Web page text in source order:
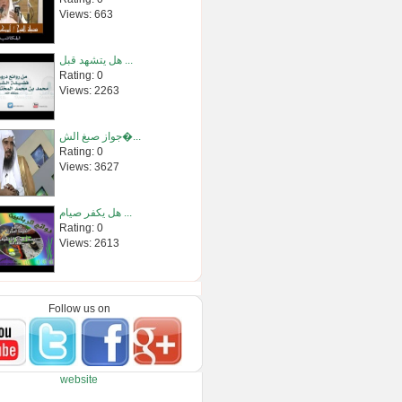
Views: 663
هل يتشهد قبل ...
Rating: 0
Views: 2263
جواز صبغ الش�...
Rating: 0
Views: 3627
هل يكفر صيام ...
Rating: 0
Views: 2613
Rating: 0
Views: 2672
قصة موسى وال�...
Rating: 0
Follow us on
website